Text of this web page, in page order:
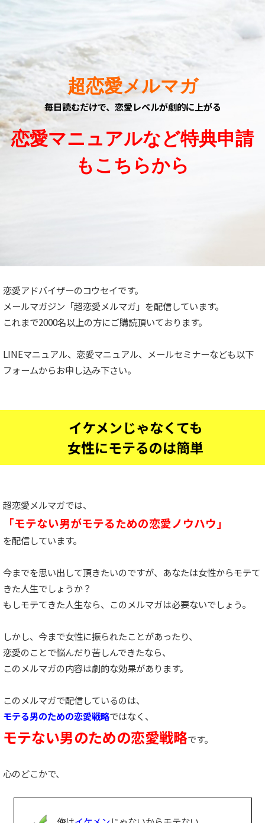
超恋愛メルマガ
毎日読むだけで、恋愛レベルが劇的に上がる
恋愛マニュアルなど特典申請
もこちらから
恋愛アドバイザーのコウセイです。
メールマガジン「超恋愛メルマガ」を配信しています。
これまで2000名以上の方にご購読頂いております。
LINEマニュアル、恋愛マニュアル、メールセミナーなども以下
フォームからお申し込み下さい。
イケメンじゃなくても
女性にモテるのは簡単
超恋愛メルマガでは、
「モテない男がモテるための恋愛ノウハウ」
を配信しています。
今までを思い出して頂きたいのですが、あなたは女性からモテて
きた人生でしょうか？
もしモテてきた人生なら、このメルマガは必要ないでしょう。
しかし、今まで女性に振られたことがあったり、
恋愛のことで悩んだり苦しんできたなら、
このメルマガの内容は劇的な効果があります。
このメルマガで配信しているのは、
モテる男のための恋愛戦略ではなく、
モテない男のための恋愛戦略です。
心のどこかで、